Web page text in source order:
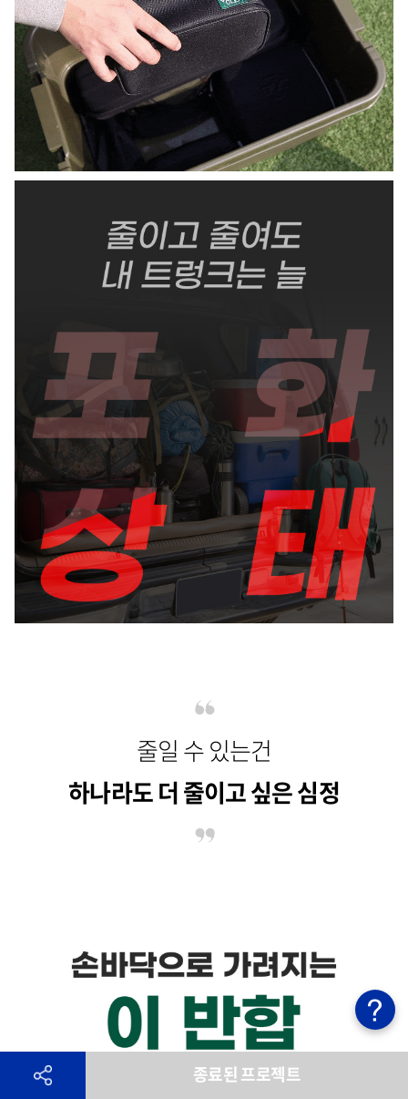
줄일 수 있는건
하나라도 더 줄이고 싶은 심정
종료된 프로젝트